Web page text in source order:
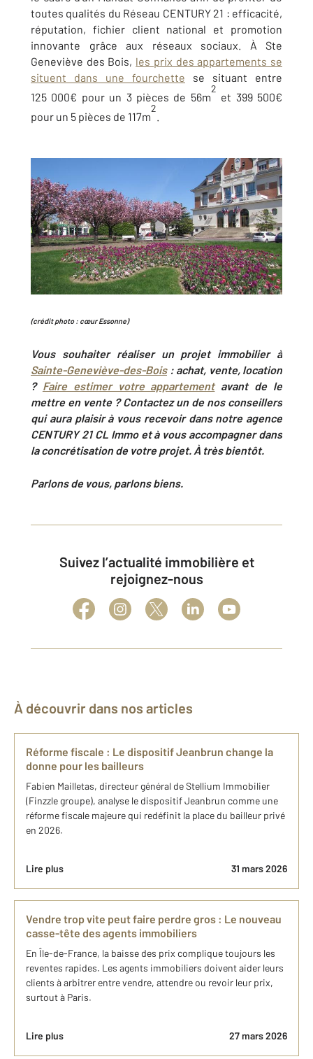
toutes qualités du Réseau CENTURY 21 : efficacité,
réputation, fichier client national et promotion
innovante grâce aux réseaux sociaux. À Ste
Geneviève des Bois, les prix des appartements se
situent dans une fourchette se situant entre
125 000€ pour un 3 pièces de 56m
2
et 399 500€
pour un 5 pièces de 117m
2
.
(crédit photo : cœur Essonne)
Vous souhaiter réaliser un projet immobilier à
Sainte-Geneviève-des-Bois: achat, vente, location
? Faire estimer votre appartementavant de le
mettre en vente ? Contactez un de nos conseillers
qui aura plaisir à vous recevoir dans notre agence
CENTURY 21CL Immo et à vous accompagner dans
la concrétisation de votre projet. À très bientôt.
Parlons de vous, parlons biens.
Suivez l’actualité immobilière et
rejoignez-nous
À découvrir dans nos articles
Réforme fiscale : Le dispositif Jeanbrun change la
donne pour les bailleurs
Fabien Mailletas, directeur général de Stellium Immobilier
(Finzzle groupe), analyse le dispositif Jeanbrun comme une
réforme fiscale majeure qui redéfinit la place du bailleur privé
en 2026.
Lire plus 31 mars 2026
Vendre trop vite peut faire perdre gros : Le nouveau
casse-tête des agents immobiliers
En Île-de-France, la baisse des prix complique toujours les
reventes rapides. Les agents immobiliers doivent aider leurs
clients à arbitrer entre vendre, attendre ou revoir leur prix,
surtout à Paris.
Lire plus 27 mars 2026